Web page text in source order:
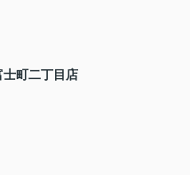
士町二丁目店